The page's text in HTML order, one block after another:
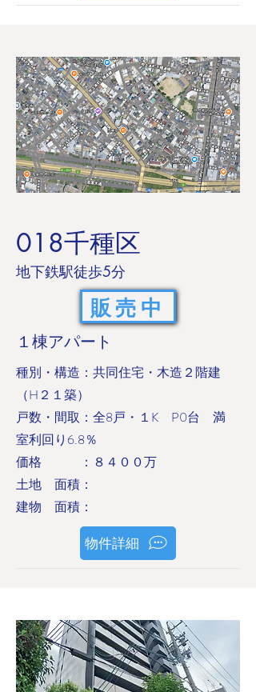
018千種区
​地下鉄駅徒歩5分
販売中
１棟アパート
​種別・構造：共同住宅・木造２階建
（H２１築）
戸数・間取：全8戸・１K P0台 満
室利回り6.8％
価格 ：８４００万
土地 面積：
建物 面積：
物件詳細